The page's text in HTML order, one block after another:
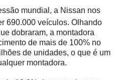
mundial, a Nissan nos
690.000 veículos. Olhando
dobraram, a montadora
de mais de 100% no
de unidades, o que é um
montadora.